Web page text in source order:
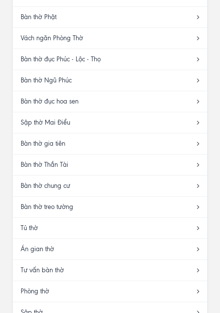
Bàn thờ Phật
Vách ngăn Phòng Thờ
Bàn thờ đục Phúc - Lộc - Thọ
Bàn thờ Ngũ Phúc
Bàn thờ đục hoa sen
Sập thờ Mai Điểu
Bàn thờ gia tiên
Bàn thờ Thần Tài
Bàn thờ chung cư
Bàn thờ treo tường
Tủ thờ
Án gian thờ
Tư vấn bàn thờ
Phòng thờ